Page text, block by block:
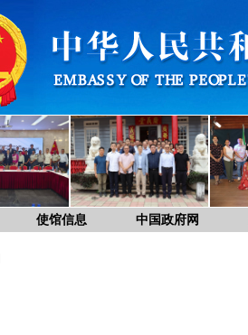
使馆信息 中国政府网